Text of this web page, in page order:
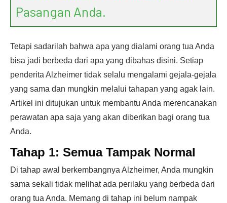
Pasangan Anda.
Tetapi sadarilah bahwa apa yang dialami orang tua Anda
bisa jadi berbeda dari apa yang dibahas disini. Setiap
penderita Alzheimer tidak selalu mengalami gejala-gejala
yang sama dan mungkin melalui tahapan yang agak lain.
Artikel ini ditujukan untuk membantu Anda merencanakan
perawatan apa saja yang akan diberikan bagi orang tua
Anda.
Tahap 1: Semua Tampak Normal
Di tahap awal berkembangnya Alzheimer, Anda mungkin
sama sekali tidak melihat ada perilaku yang berbeda dari
orang tua Anda. Memang di tahap ini belum nampak